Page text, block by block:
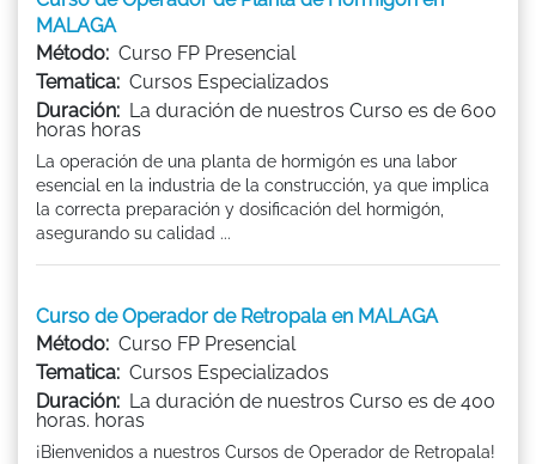
MALAGA
Método: Curso FP Presencial
Tematica: Cursos Especializados
Duración: La duración de nuestros Curso es de 600
horas horas
La operación de una planta de hormigón es una labor
esencial en la industria de la construcción, ya que implica
la correcta preparación y dosificación del hormigón,
asegurando su calidad ...
Curso de Operador de Retropala en MALAGA
Método: Curso FP Presencial
Tematica: Cursos Especializados
Duración: La duración de nuestros Curso es de 400
horas. horas
¡Bienvenidos a nuestros Cursos de Operador de Retropala!